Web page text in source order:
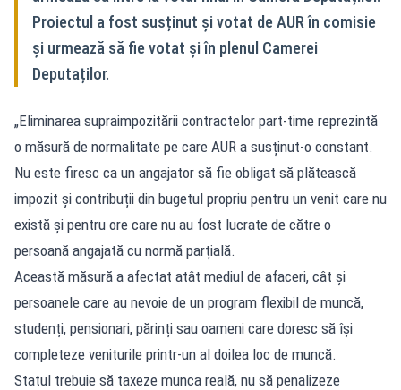
Proiectul a fost susținut și votat de AUR în comisie
și urmează să fie votat și în plenul Camerei
Deputaților.
„Eliminarea supraimpozitării contractelor part-time reprezintă
o măsură de normalitate pe care AUR a susținut-o constant.
Nu este firesc ca un angajator să fie obligat să plătească
impozit și contribuții din bugetul propriu pentru un venit care nu
există și pentru ore care nu au fost lucrate de către o
persoană angajată cu normă parțială.
Această măsură a afectat atât mediul de afaceri, cât și
persoanele care au nevoie de un program flexibil de muncă,
studenți, pensionari, părinți sau oameni care doresc să își
completeze veniturile printr-un al doilea loc de muncă.
Statul trebuie să taxeze munca reală, nu să penalizeze